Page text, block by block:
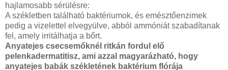
hajlamosabb sérülésre:
A székletben található baktériumok, és emésztőenzimek
pedig a vizelettel elvegyülve, abból ammóniát szabadítanak
fel, amely irritálhatja a bőrt.
Anyatejes csecsemőknél ritkán fordul elő
pelenkadermatitisz, ami azzal magyarázható, hogy
anyatejes babák székletének baktérium flórája